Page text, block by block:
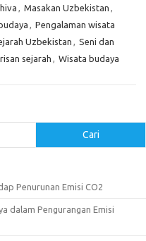
, Masakan Uzbekistan ,
, Pengalaman wisata
Uzbekistan , Seni dan
sejarah , Wisata budaya
Cari
Penurunan Emisi CO2
dalam Pengurangan Emisi